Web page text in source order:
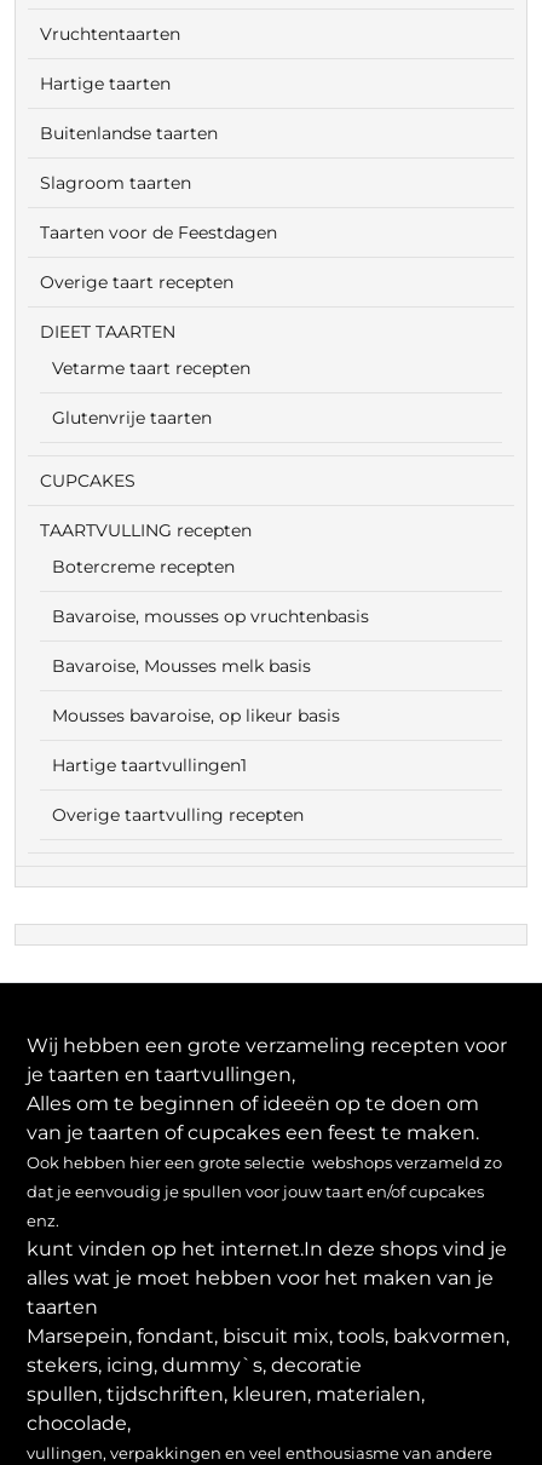
Vruchtentaarten
Hartige taarten
Buitenlandse taarten
Slagroom taarten
Taarten voor de Feestdagen
Overige taart recepten
DIEET TAARTEN
Vetarme taart recepten
Glutenvrije taarten
CUPCAKES
TAARTVULLING recepten
Botercreme recepten
Bavaroise, mousses op vruchtenbasis
Bavaroise, Mousses melk basis
Mousses bavaroise, op likeur basis
Hartige taartvullingen1
Overige taartvulling recepten
Wij hebben een grote verzameling recepten voor
je taarten en taartvullingen,
Alles om te beginnen of ideeën op te doen om
van je taarten of cupcakes een feest te maken.
Ook hebben hier een grote selectie webshops verzameld zo
dat je eenvoudig je spullen voor jouw taart en/of cupcakes
enz.
kunt vinden op het internet.In deze shops vind je
alles wat je moet hebben voor het maken van je
taarten
Marsepein, fondant, biscuit mix, tools, bakvormen,
stekers, icing, dummy`s, decoratie
spullen, tijdschriften, kleuren, materialen,
chocolade,
vullingen, verpakkingen en veel enthousiasme van andere